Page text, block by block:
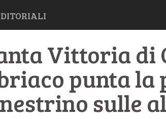
Vittoria di
punta la
sulle